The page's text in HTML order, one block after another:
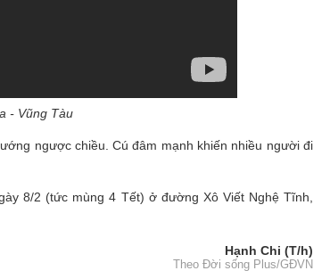
- Vũng Tàu
ngược chiều. Cú đâm mạnh khiến nhiều người đi
8/2 (tức mùng 4 Tết) ở đường Xô Viết Nghệ Tĩnh,
Hạnh Chi (T/h)
Theo Đời sống Plus/GĐVN